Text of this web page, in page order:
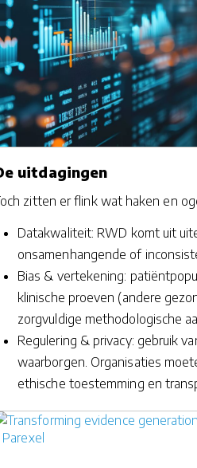
uitdagingen
zitten er flink wat haken en
Datakwaliteit: RWD komt uit
onsamenhangende of
Bias & vertekening:
klinische proeven (andere
zorgvuldige methodologische
Regulering & privacy: gebruik
waarborgen. Organisaties
ethische toestemming en